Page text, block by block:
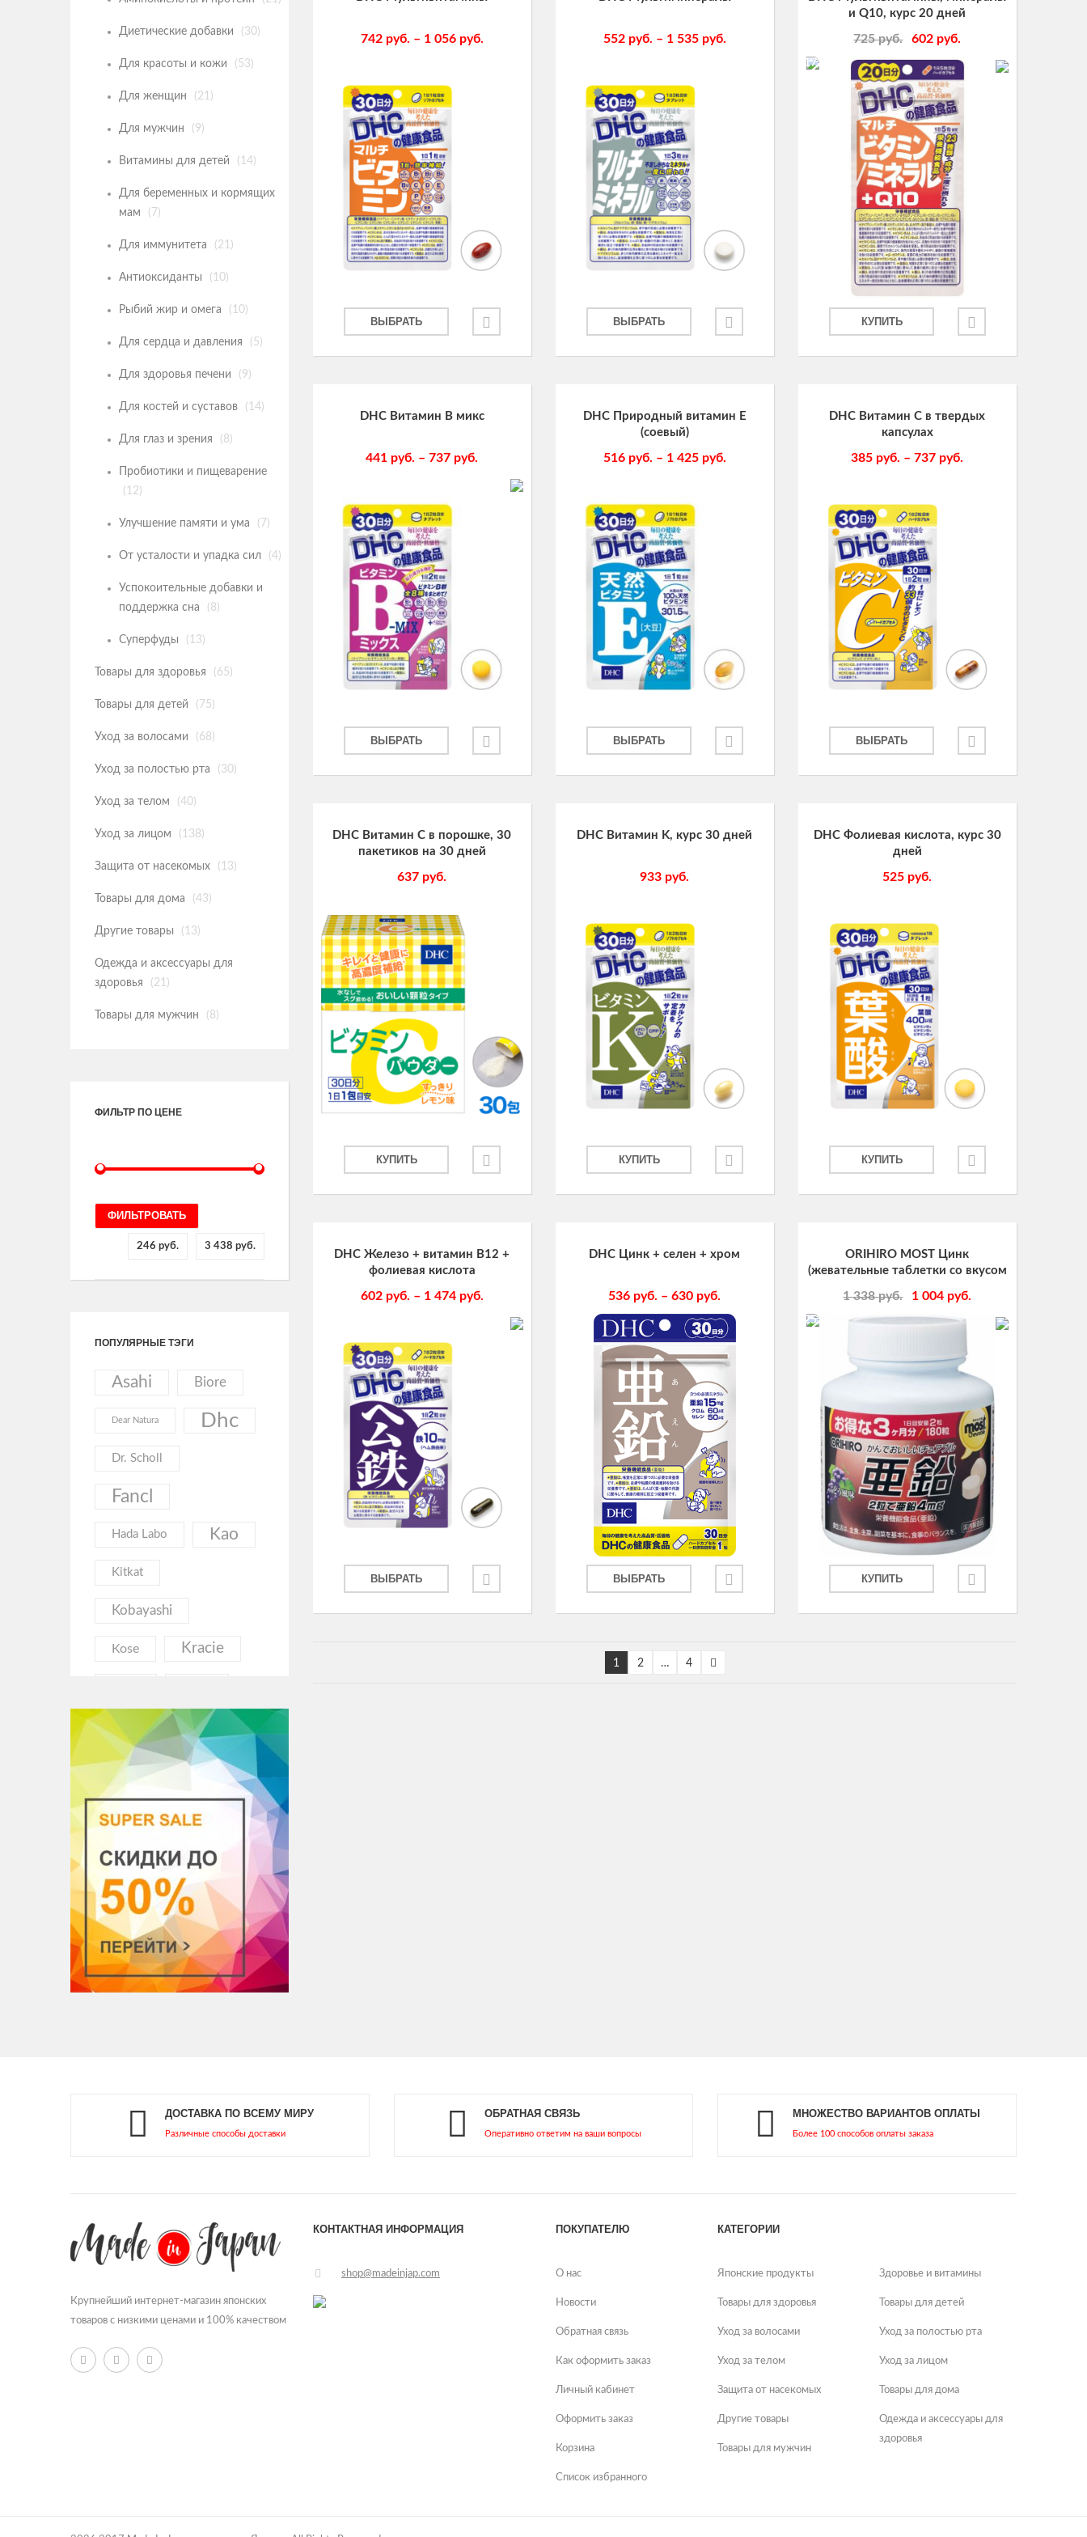
Диетические добавки (30)
Для красоты и кожи (53)
Для женщин (21)
Для мужчин (9)
Витамины для детей (14)
Для беременных и кормящих
мам
(7)
Для иммунитета (21)
Антиоксиданты (10)
Рыбий жир и омега (10)
Для сердца и давления (5)
Для здоровья печени (9)
Для костей и суставов (14)
Для глаз и зрения (8)
Пробиотики и пищеварение
(12)
Улучшение памяти и ума (7)
От усталости и упадка сил (4)
Успокоительные добавки и
поддержка сна
(8)
Суперфуды (13)
Товары для здоровья (65)
Товары для детей (75)
Уход за волосами (68)
Уход за полостью рта (30)
Уход за телом (40)
Уход за лицом (138)
Защита от насекомых (13)
Товары для дома (43)
Другие товары (13)
Одежда и аксессуары для
здоровья
(21)
Товары для мужчин (8)
ФИЛЬТР ПО ЦЕНЕ
ФИЛЬТРОВАТЬ
246 руб. 3 438 руб.
ПОПУЛЯРНЫЕ ТЭГИ
Asahi Biore
Dear Natura Dhc
Dr. Scholl
Fancl
Hada Labo Kao
Kitkat
Kobayashi
Kose Kracie
Magneloop Mandom
Meiji Milbon
Obagi Orihiro
Rohto
Shiseido
Unicharm Utena
Витамины
Коллаген
Кофе
Плацента
742 руб. – 1 056 руб.
ВЫБРАТЬ
552 руб. – 1 535 руб.
ВЫБРАТЬ
и Q10, курс 20 дней
725руб. 602 руб.
-17%
КУПИТЬ
DHC Витамин В микс
441 руб. –737 руб.
ВЫБРАТЬ
DHC Природный витамин Е
(соевый)
516 руб. – 1 425 руб.
ВЫБРАТЬ
DHC Витамин С в твердых
капсулах
385 руб. –737 руб.
ВЫБРАТЬ
DHC Витамин С в порошке, 30
пакетиков на 30 дней
637 руб.
КУПИТЬ
DHC Витамин K, курс 30 дней
933 руб.
КУПИТЬ
DHC Фолиевая кислота, курс 30
дней
525 руб.
КУПИТЬ
DHC Железо + витамин В12 +
фолиевая кислота
602 руб. – 1 474 руб.
ВЫБРАТЬ
DHC Цинк + селен + хром
536 руб. –630 руб.
ВЫБРАТЬ
ORIHIRO MOST Цинк
(жевательные таблетки со вкусом
дней
1 338руб. 1 004 руб.
-25%
КУПИТЬ
1 2 … 4
ДОСТАВКА ПО ВСЕМУ МИРУ
Различные способы доставки
ОБРАТНАЯ СВЯЗЬ
Оперативно ответим на ваши вопросы
МНОЖЕСТВО ВАРИАНТОВ ОПЛАТЫ
Более 100 способов оплаты заказа
Крупнейший интернет-магазин японских
товаров с низкими ценами и 100% качеством
КОНТАКТНАЯ ИНФОРМАЦИЯ
shop@madeinjap.com
ПОКУПАТЕЛЮ
О нас
Новости
Обратная связь
Как оформить заказ
Личный кабинет
Оформить заказ
Корзина
Список избранного
КАТЕГОРИИ
Японские продукты
Товары для здоровья
Уход за волосами
Уход за телом
Защита от насекомых
Другие товары
Товары для мужчин
Здоровье и витамины
Товары для детей
Уход за полостью рта
Уход за лицом
Товары для дома
Одежда и аксессуары для
здоровья